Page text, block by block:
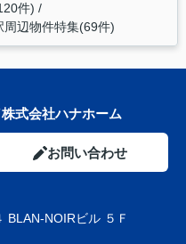
件)
周辺物件特集(69件)
式会社ハナホーム
お問い合わせ
BLAN-NOIRビル ５Ｆ